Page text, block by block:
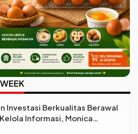
Investasi Berkualitas Berawal
Informasi, Monica
Sekadar Analisis